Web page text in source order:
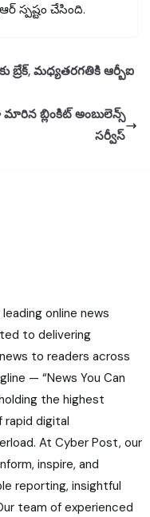
స్పష్టం చేసింది.
మధ్యతరగతికి ఆర్బీఐ
బ్లింకిట్ అంబులెన్స్
సర్వీస్
online news
to delivering
to readers across
— “News You Can
the highest
rapid digital
At Cyber Post, our
inspire, and
reporting, insightful
team of experienced